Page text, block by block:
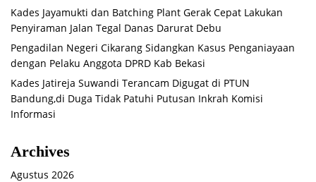
Kades Jayamukti dan Batching Plant Gerak Cepat Lakukan
Penyiraman Jalan Tegal Danas Darurat Debu
Pengadilan Negeri Cikarang Sidangkan Kasus Penganiayaan
dengan Pelaku Anggota DPRD Kab Bekasi
Kades Jatireja Suwandi Terancam Digugat di PTUN
Bandung,di Duga Tidak Patuhi Putusan Inkrah Komisi
Informasi
Archives
Agustus 2026